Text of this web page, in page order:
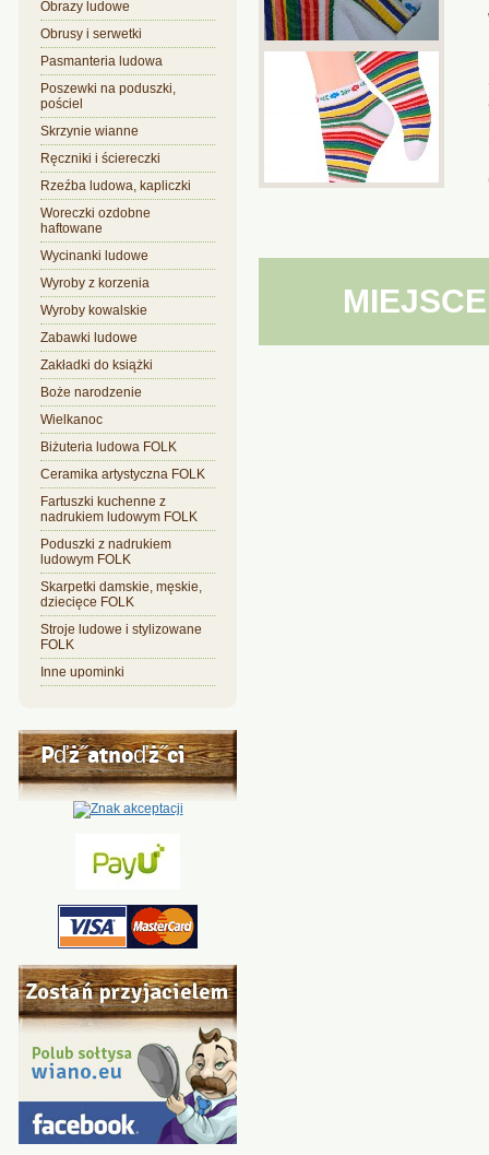
Obrazy ludowe
Obrusy i serwetki
Pasmanteria ludowa
Poszewki na poduszki,
pościel
Skrzynie wianne
Ręczniki i ściereczki
Rzeźba ludowa, kapliczki
Woreczki ozdobne
haftowane
Wycinanki ludowe
Wyroby z korzenia
Wyroby kowalskie
Zabawki ludowe
Zakładki do książki
Boże narodzenie
Wielkanoc
Biżuteria ludowa FOLK
Ceramika artystyczna FOLK
Fartuszki kuchenne z
nadrukiem ludowym FOLK
Poduszki z nadrukiem
ludowym FOLK
Skarpetki damskie, męskie,
dziecięce FOLK
Stroje ludowe i stylizowane
FOLK
Inne upominki
Pďż˝atnoďż˝ci